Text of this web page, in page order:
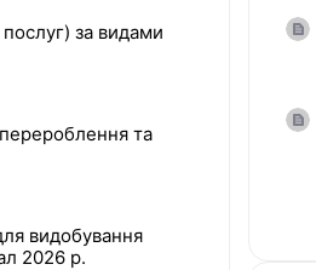
за видами
та
видобування
2026 р.